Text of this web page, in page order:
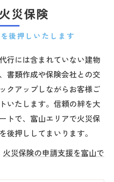
災保険
後押しいたします
行には含まれていない建物
書類作成や保険会社との交
クアップしながらお客様ご
いたします。信頼の絆を大
トで、富山エリアで火災保
後押ししてまいります。
火災保険の申請支援を富山で